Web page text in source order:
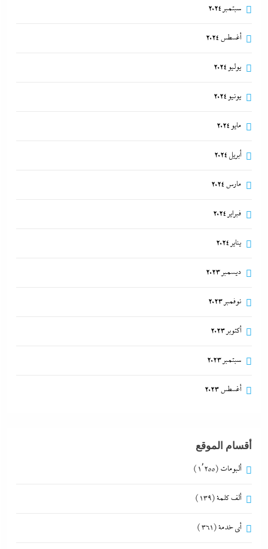
سبتمبر 2024
أغسطس 2024
يوليو 2024
يونيو 2024
مايو 2024
أبريل 2024
مارس 2024
فبراير 2024
يناير 2024
ديسمبر 2023
نوفمبر 2023
أكتوبر 2023
سبتمبر 2023
أغسطس 2023
أقسام الموقع
ألبومات (1٬255)
ألف كلمة(139)
أي خدمة(361)